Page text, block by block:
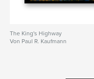
The King's Highway
Von Paul R. Kaufmann